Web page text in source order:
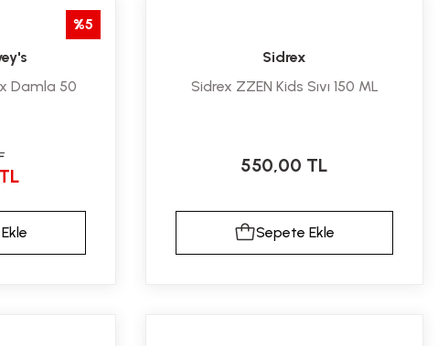
%5
Damla 50
Sidrex
Sidrex ZZEN Kids Sıvı 150 ML
550,00 TL
Sepete Ekle